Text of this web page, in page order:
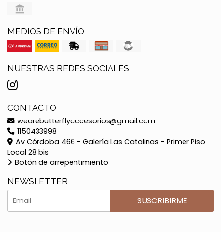
MEDIOS DE ENVÍO
NUESTRAS REDES SOCIALES
CONTACTO
wearebutterflyaccesorios@gmail.com
1150433998
Av Córdoba 466 - Galería Las Catalinas - Primer Piso
Local 28 bis
Botón de arrepentimiento
NEWSLETTER
SUSCRIBIRME